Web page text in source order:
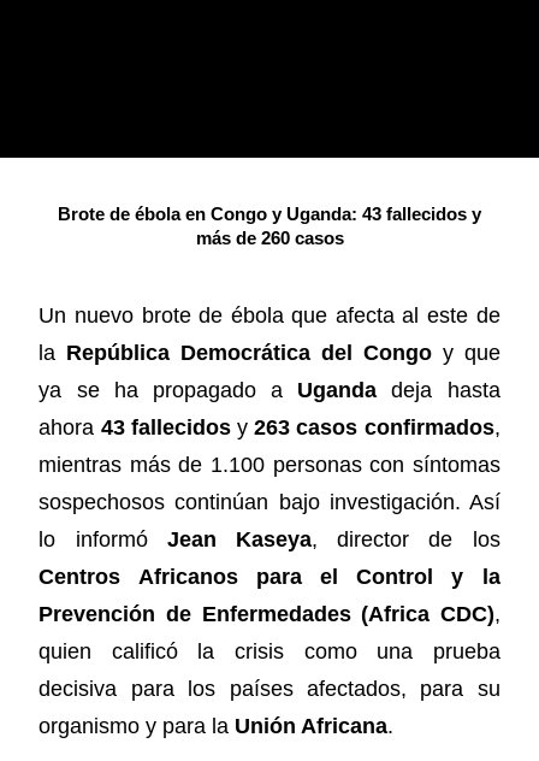
Brote de ébola en Congo y Uganda: 43 fallecidos y
más de 260 casos
Un nuevo brote de ébola que afecta al este de
la República Democrática del Congoy que
ya se ha propagado a Uganda deja hasta
ahora 43 fallecidosy263 casos confirmados,
mientras más de 1.100 personas con síntomas
sospechosos continúan bajo investigación. Así
lo informó Jean Kaseya, director de los
Centros Africanos para el Control y la
Prevención de Enfermedades (Africa CDC),
quien calificó la crisis como una prueba
decisiva para los países afectados, para su
organismo y para la Unión Africana.